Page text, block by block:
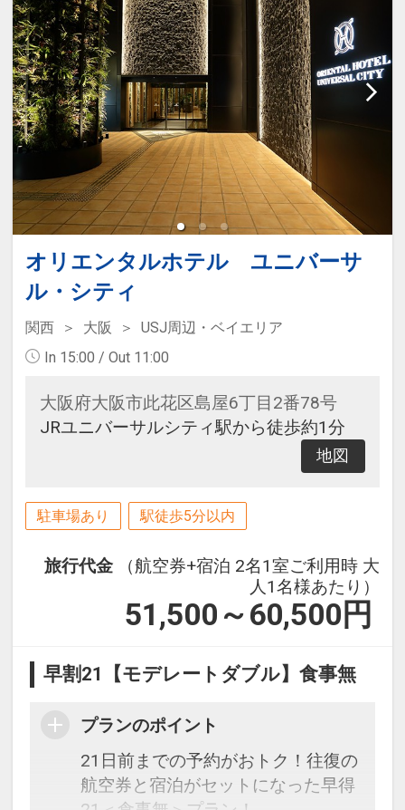
オリエンタルホテル ユニバーサ
ル・シティ
関西 大阪
USJ周辺・ベイエリア
In 15:00 / Out 11:00
大阪府大阪市此花区島屋6丁目2番78号
JRユニバーサルシティ駅から徒歩約1分
地図
駐車場あり 駅徒歩5分以内
旅行代金
（航空券+宿泊 2名1室ご利用時 大
人1名様あたり）
51,500～60,500 円
早割21【モデレートダブル】食事無
プランのポイント
21日前までの予約がおトク！往復の
航空券と宿泊がセットになった早得